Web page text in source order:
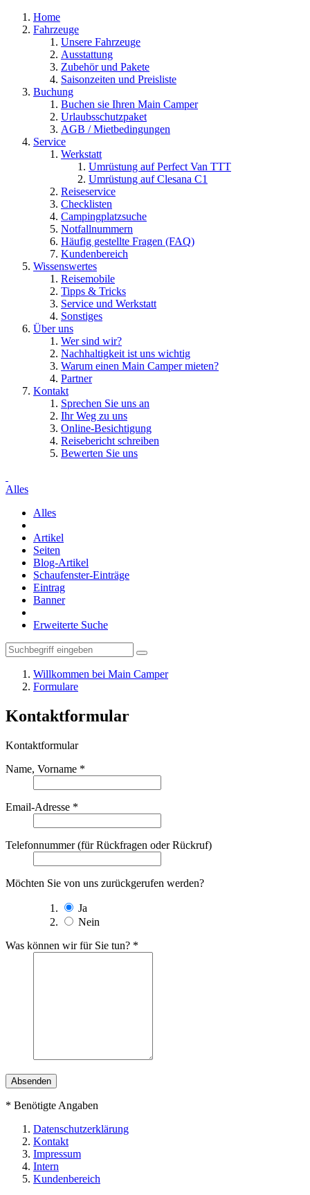
Home
Fahrzeuge
Unsere Fahrzeuge
Ausstattung
Zubehör und Pakete
Saisonzeiten und Preisliste
Buchung
Buchen sie Ihren Main Camper
Urlaubsschutzpaket
AGB / Mietbedingungen
Service
Werkstatt
Umrüstung auf Perfect Van TTT
Umrüstung auf Clesana C1
Reiseservice
Checklisten
Campingplatzsuche
Notfallnummern
Häufig gestellte Fragen (FAQ)
Kundenbereich
Wissenswertes
Reisemobile
Tipps & Tricks
Service und Werkstatt
Sonstiges
Über uns
Wer sind wir?
Nachhaltigkeit ist uns wichtig
Warum einen Main Camper mieten?
Partner
Kontakt
Sprechen Sie uns an
Ihr Weg zu uns
Online-Besichtigung
Reisebericht schreiben
Bewerten Sie uns
Alles
Alles
Artikel
Seiten
Blog-Artikel
Schaufenster-Einträge
Eintrag
Banner
Erweiterte Suche
Willkommen bei Main Camper
Formulare
Kontaktformular
Kontaktformular
Name, Vorname *
Email-Adresse *
Telefonnummer (für Rückfragen oder Rückruf)
Möchten Sie von uns zurückgerufen werden?
Ja
Nein
Was können wir für Sie tun? *
* Benötigte Angaben
Datenschutzerklärung
Kontakt
Impressum
Intern
Kundenbereich